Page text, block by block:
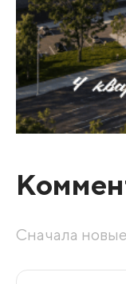
Сначала новые